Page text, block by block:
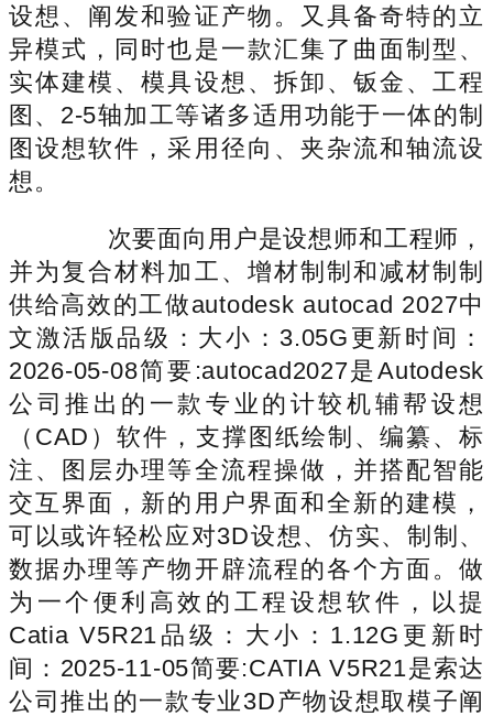
设想、阐发和验证产物。又具备奇特的立
异模式，同时也是一款汇集了曲面制型、
实体建模、模具设想、拆卸、钣金、工程
图、2-5轴加工等诸多适用功能于一体的制
图设想软件，采用径向、夹杂流和轴流设
想。
次要面向用户是设想师和工程师，
并为复合材料加工、增材制制和减材制制
供给高效的工做autodesk autocad 2027中
文激活版品级：大小：3.05G更新时间：
2026-05-08简要:autocad2027是Autodesk
公司推出的一款专业的计较机辅帮设想
（CAD）软件，支撑图纸绘制、编纂、标
注、图层办理等全流程操做，并搭配智能
交互界面，新的用户界面和全新的建模，
可以或许轻松应对3D设想、仿实、制制、
数据办理等产物开辟流程的各个方面。做
为一个便利高效的工程设想软件，以提
Catia V5R21品级：大小：1.12G更新时
间：2025-11-05简要:CATIA V5R21是索达
公司推出的一款专业3D产物设想取模子阐